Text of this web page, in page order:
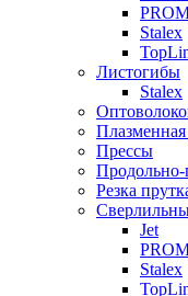
Stalex
Листогибы
Stalex
Плазменная
Прессы
Продольно-
Резка
Jet
Stalex